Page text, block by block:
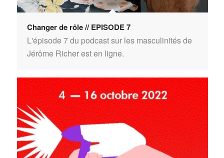
Changer de rôle // EPISODE 7
L'épisode 7 du podcast sur les masculinités de
Jérôme Richer est en ligne.